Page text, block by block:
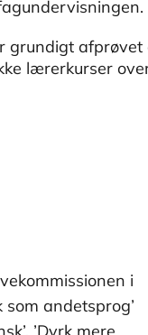
grundigt afprøvet
lærerkurser
i
andetsprog’